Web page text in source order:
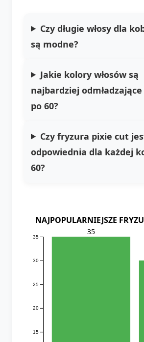
Czy długie włosy dla
są modne?
Jakie kolory włosów są
najbardziej
po 60?
Czy fryzura pixie cut
odpowiednia dla każdej
60?
NAJPOPULARNIEJSZE
15
20
25
30
35
35